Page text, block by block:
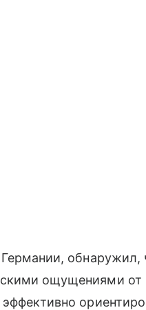
обнаружил,
ощущениями от